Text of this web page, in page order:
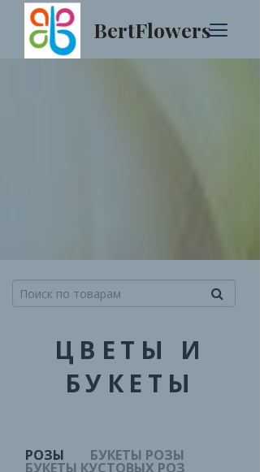
BertFlowers
ЦВЕТЫ И
БУКЕТЫ
РОЗЫ БУКЕТЫ РОЗЫ
БУКЕТЫ КУСТОВЫХ РОЗ